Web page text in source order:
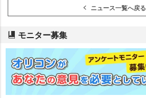
ニュース一覧へ戻る
モニター募集